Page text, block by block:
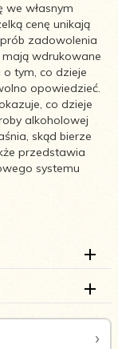
we własnym
cenę unikają
zadowolenia
mają wdrukowane
o tym, co dzieje
opowiedzieć.
co dzieje
alkoholowej
skąd bierze
przedstawia
systemu